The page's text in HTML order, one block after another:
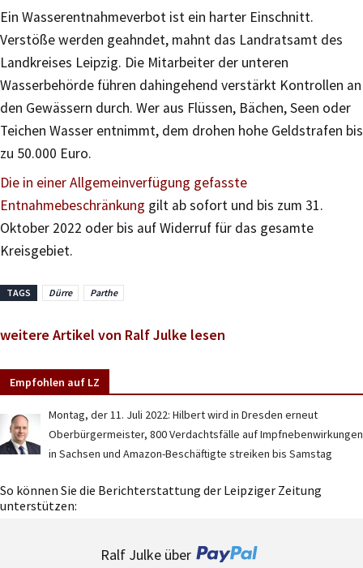
Ein Wasserentnahmeverbot ist ein harter Einschnitt.
Verstöße werden geahndet, mahnt das Landratsamt des
Landkreises Leipzig. Die Mitarbeiter der unteren
Wasserbehörde führen dahingehend verstärkt Kontrollen an
den Gewässern durch. Wer aus Flüssen, Bächen, Seen oder
Teichen Wasser entnimmt, dem drohen hohe Geldstrafen bis
zu 50.000 Euro.
Die in einer Allgemeinverfügung gefasste
Entnahmebeschränkung gilt ab sofort und bis zum 31.
Oktober 2022 oder bis auf Widerruf für das gesamte
Kreisgebiet.
TAGS Dürre Parthe
weitere Artikel von Ralf Julke lesen
Empfohlen auf LZ
Montag, der 11. Juli 2022: Hilbert wird in Dresden erneut
Oberbürgermeister, 800 Verdachtsfälle auf Impfnebenwirkungen
in Sachsen und Amazon-Beschäftigte streiken bis Samstag
So können Sie die Berichterstattung der Leipziger Zeitung
unterstützen:
Ralf Julke über